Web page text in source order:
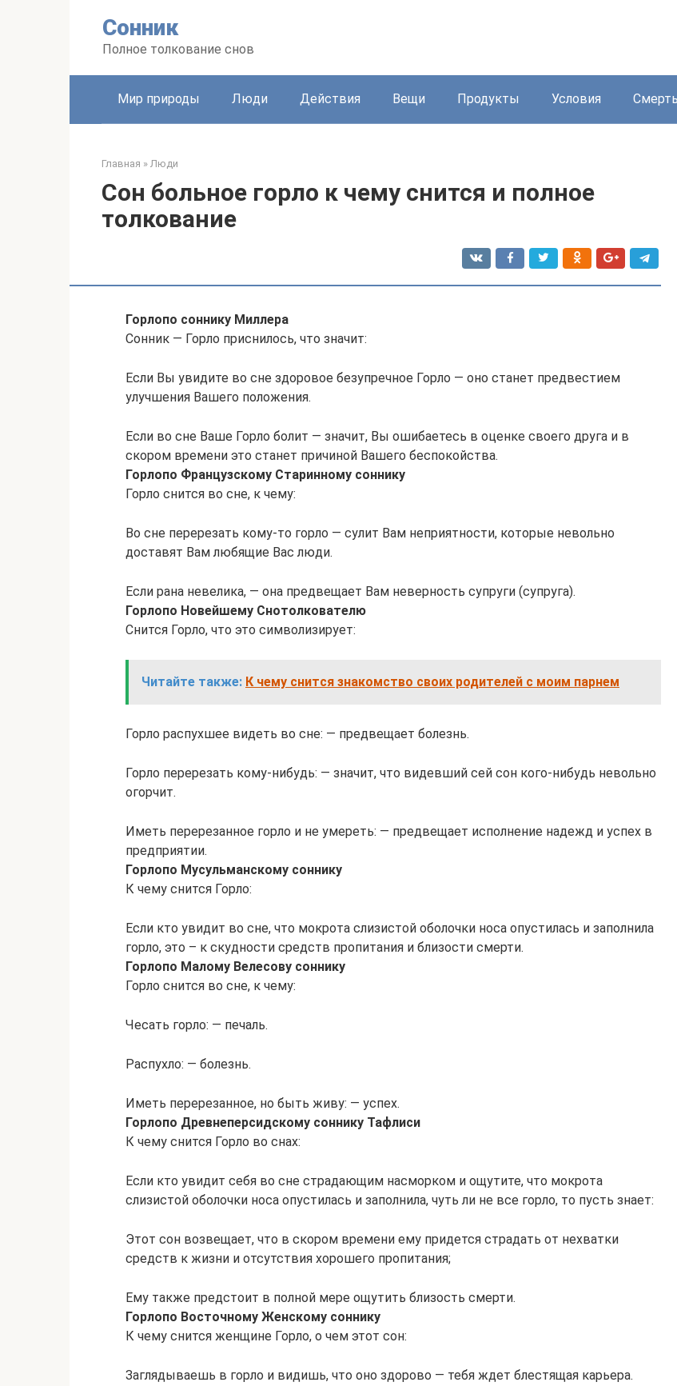
Сонник
Полное толкование снов
Мир природы Люди Действия Вещи Продукты Условия
Главная » Люди
Сон больное горло к чему снится и полное
толкование
Горлопо соннику Миллера
Сонник — Горло приснилось, что значит:
Если Вы увидите во сне здоровое безупречное Горло — оно станет предвестием
улучшения Вашего положения.
Если во сне Ваше Горло болит — значит, Вы ошибаетесь в оценке своего друга и в
скором времени это станет причиной Вашего беспокойства.
Горлопо Французскому Старинному соннику
Горло снится во сне, к чему:
Во сне перерезать кому-то горло — сулит Вам неприятности, которые невольно
доставят Вам любящие Вас люди.
Если рана невелика, — она предвещает Вам неверность супруги (супруга).
Горлопо Новейшему Снотолкователю
Снится Горло, что это символизирует:
Читайте также: К чему снится знакомство своих родителей с моим парнем
Горло распухшее видеть во сне: — предвещает болезнь.
Горло перерезать кому-нибудь: — значит, что видевший сей сон кого-нибудь невольно
огорчит.
Иметь перерезанное горло и не умереть: — предвещает исполнение надежд и успех в
предприятии.
Горлопо Мусульманскому соннику
К чему снится Горло:
Если кто увидит во сне, что мокрота слизистой оболочки носа опустилась и заполнила
горло, это – к скудности средств пропитания и близости смерти.
Горлопо Малому Велесову соннику
Горло снится во сне, к чему:
Чесать горло: — печаль.
Распухло: — болезнь.
Иметь перерезанное, но быть живу: — успех.
Горлопо Древнеперсидскому соннику Тафлиси
К чему снится Горло во снах:
Если кто увидит себя во сне страдающим насморком и ощутите, что мокрота
слизистой оболочки носа опустилась и заполнила, чуть ли не все горло, то пусть знает:
Этот сон возвещает, что в скором времени ему придется страдать от нехватки
средств к жизни и отсутствия хорошего пропитания;
Ему также предстоит в полной мере ощутить близость смерти.
Горлопо Восточному Женскому соннику
К чему снится женщине Горло, о чем этот сон:
Заглядываешь в горло и видишь, что оно здорово — тебя ждет блестящая карьера.